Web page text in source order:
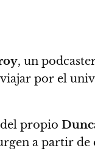
, un
por el
propio
a partir